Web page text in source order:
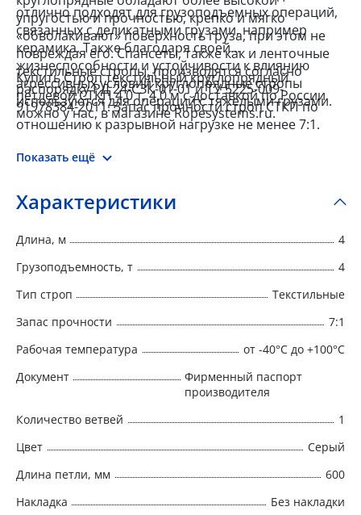
упругостью и прочностью, крепко и мягко
«обволакивают» поверхность груза, при этом не
повреждая его. Спансеты, также как и ленточные
текстильные стропы, производятся согласно
распорядку РД 24-СЗК-01-01 и ТУ 5225-009-
91978384-2011. Запас прочности строп СТКП по
отношению к разрывной нагрузке не менее 7:1.
отлично подходят для грузоподъемных операций,
связанных с деликатными грузами, например
керамика. Также благодаря своей
жизнеспособности и устойчивости к влиянию
агрессивных условий круглопрядные стропы
используются для операций с тяжелыми грузами.
Купить Строп текстильный круглопрядный
петлевой СТКП 4,0 т, 4,0 м с доставкой по России
можно у нас, в магазине Ropesystems.ru.
Показать ещё
Характеристики
Длина, м
4
Грузоподъемность, т
4
Тип строп
Текстильные
Запас прочности
7:1
Рабочая температура
от -40°C до +100°C
Документ
Фирменный паспорт
производителя
Количество ветвей
1
Цвет
Серый
Длина петли, мм
600
Накладка
Без накладки